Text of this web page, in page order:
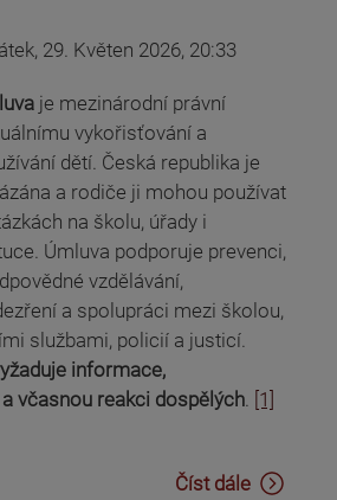
29. Květen 2026, 20:33
je mezinárodní právní
vykořisťování a
dětí. Česká republika je
a rodiče ji mohou používat
na školu, úřady i
Úmluva podporuje prevenci,
vzdělávání,
a spolupráci mezi školou,
službami, policií a justicí.
informace,
včasnou reakci dospělých. [1]
Číst dále